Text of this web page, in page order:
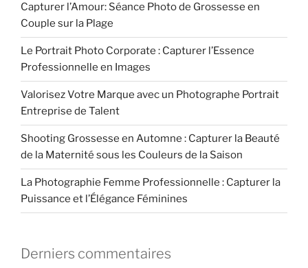
Capturer l’Amour: Séance Photo de Grossesse en
Couple sur la Plage
Le Portrait Photo Corporate : Capturer l’Essence
Professionnelle en Images
Valorisez Votre Marque avec un Photographe Portrait
Entreprise de Talent
Shooting Grossesse en Automne : Capturer la Beauté
de la Maternité sous les Couleurs de la Saison
La Photographie Femme Professionnelle : Capturer la
Puissance et l’Élégance Féminines
Derniers commentaires